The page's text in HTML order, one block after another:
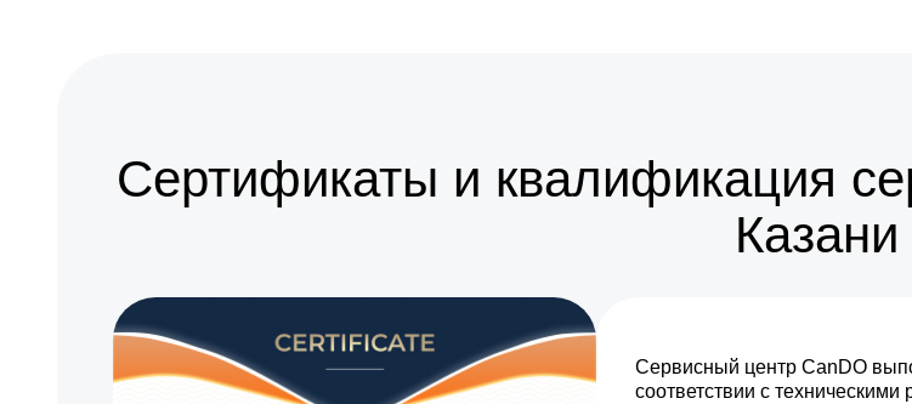
Сертификаты и квалификация
Казани
Сервисный центр CanDO
соответствии с